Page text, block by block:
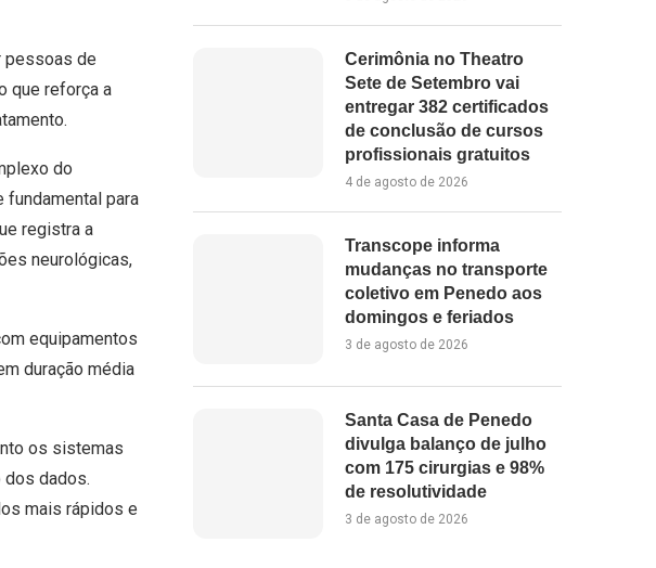
pessoas de
que reforça a
do
fundamental para
registra a
neurológicas,
equipamentos
duração média
os sistemas
dados.
mais rápidos e
Cerimônia no Theatro
Sete de Setembro vai
entregar 382 certificados
de conclusão de cursos
profissionais gratuitos
4 de agosto de 2026
Transcope informa
mudanças no transporte
coletivo em Penedo aos
domingos e feriados
3 de agosto de 2026
Santa Casa de Penedo
divulga balanço de julho
com 175 cirurgias e 98%
de resolutividade
3 de agosto de 2026